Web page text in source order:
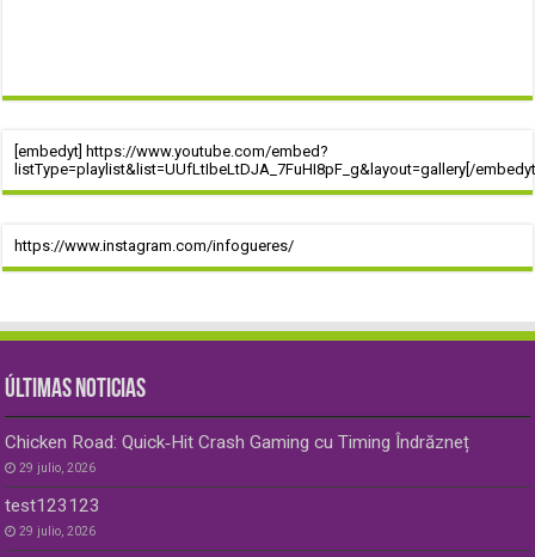
[embedyt] https://www.youtube.com/embed?
listType=playlist&list=UUfLtIbeLtDJA_7FuHI8pF_g&layout=gallery[/
https://www.instagram.com/infogueres/
ÚLTIMAS NOTICIAS
Chicken Road: Quick‑Hit Crash Gaming cu Timing Îndrăzneț
29 julio, 2026
test123123
29 julio, 2026